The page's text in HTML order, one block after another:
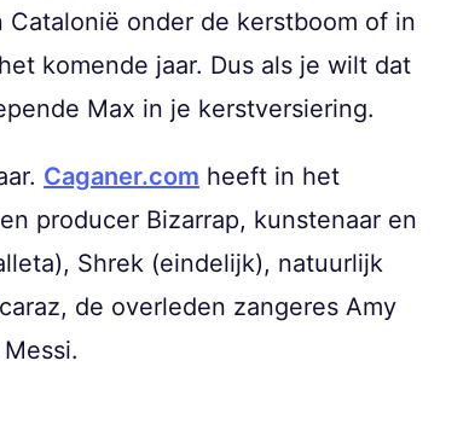
onder de kerstboom of in
komende jaar. Dus als je wilt dat
Max in je kerstversiering.
Caganer.com heeft in het
producer Bizarrap, kunstenaar en
Shrek (eindelijk), natuurlijk
de overleden zangeres Amy